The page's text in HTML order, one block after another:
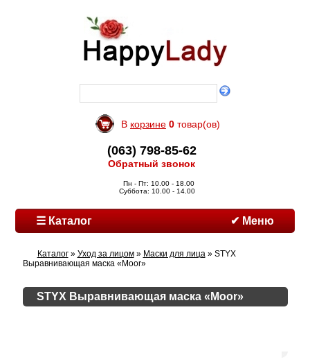
В корзине 0 товар(ов)
(063) 798-85-62
Обратный звонок
Пн - Пт: 10.00 - 18.00
Суббота: 10.00 - 14.00
☰ Каталог ✔ Меню
Каталог» Уход за лицом» Маски для лица» STYX
Выравнивающая маска «Moor»
STYX Выравнивающая маска «Moor»